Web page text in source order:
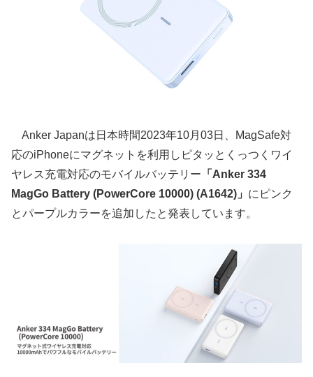
Anker Japanは日本時間2023年10月03日、MagSafe対
応のiPhoneにマグネットを利用しピタッとくっつくワイ
ヤレス充電対応のモバイルバッテリー 「Anker 334
MagGo Battery (PowerCore 10000) (A1642)」 にピンク
とパープルカラーを追加したと発表しています。